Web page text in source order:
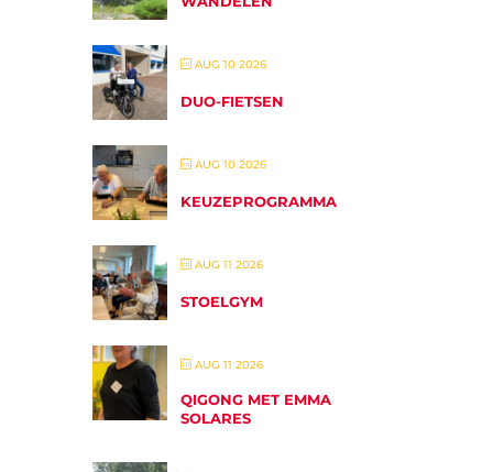
AUG 10 2026
DUO-FIETSEN
AUG 10 2026
KEUZEPROGRAMMA
AUG 11 2026
STOELGYM
AUG 11 2026
QIGONG MET EMMA
SOLARES